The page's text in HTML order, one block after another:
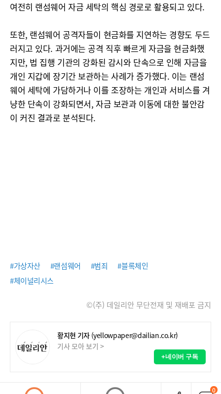
여전히 랜섬웨어 자금 세탁의 핵심 경로로 활용되고 있다.
또한, 랜섬웨어 공격자들이 현금화를 지연하는 경향도 두드
러지고 있다. 과거에는 공격 직후 빠르게 자금을 현금화했
지만, 법 집행 기관의 강화된 감시와 단속으로 인해 자금을
개인 지갑에 장기간 보관하는 사례가 증가했다. 이는 랜섬
웨어 세탁에 가담하거나 이를 조장하는 개인과 서비스를 겨
냥한 단속이 강화되면서, 자금 보관과 이동에 대한 불안감
이 커진 결과로 분석된다.
#가상자산 #랜섬웨어 #범죄
#블록체인
#체이널리시스
©(주) 데일리안 무단전재 및 재배포 금지
황지현 기자 (yellowpaper@dailian.co.kr)
기사 모아 보기 >
+네이버 구독
0